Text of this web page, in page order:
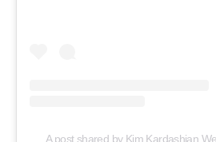
A post shared by Kim Kardashian